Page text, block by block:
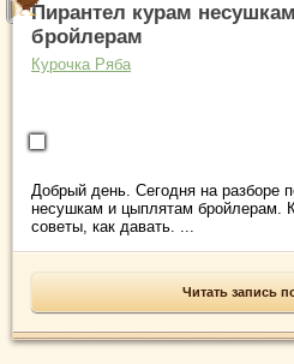
Пирантел курам
бройлерам
Курочка Ряба
Добрый день. Сегодня на разборе
несушкам и цыплятам бройлерам.
советы, как давать. ...
Читать запись